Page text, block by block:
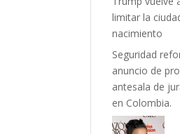
limitar la
nacimiento
Seguridad
anuncio de
antesala de
en Colombia.